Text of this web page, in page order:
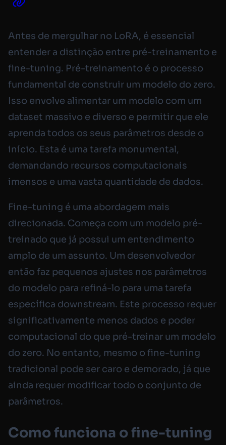
Antes de mergulhar no LoRA, é essencial
entender a distinção entre pré-treinamento e
fine-tuning. Pré-treinamento é o processo
fundamental de construir um modelo do zero.
Isso envolve alimentar um modelo com um
dataset massivo e diverso e permitir que ele
aprenda todos os seus parâmetros desde o
início. Esta é uma tarefa monumental,
demandando recursos computacionais
imensos e uma vasta quantidade de dados.
Fine-tuning é uma abordagem mais
direcionada. Começa com um modelo pré-
treinado que já possui um entendimento
amplo de um assunto. Um desenvolvedor
então faz pequenos ajustes nos parâmetros
do modelo para refiná-lo para uma tarefa
específica downstream. Este processo requer
significativamente menos dados e poder
computacional do que pré-treinar um modelo
do zero. No entanto, mesmo o fine-tuning
tradicional pode ser caro e demorado, já que
ainda requer modificar todo o conjunto de
parâmetros.
Como funciona o fine-tuning